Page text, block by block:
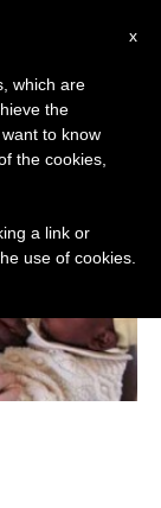
x
which are
the
to know
the cookies,
a link or
use of cookies.